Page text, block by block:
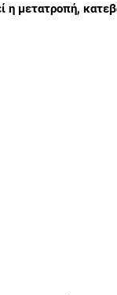
η μετατροπή,